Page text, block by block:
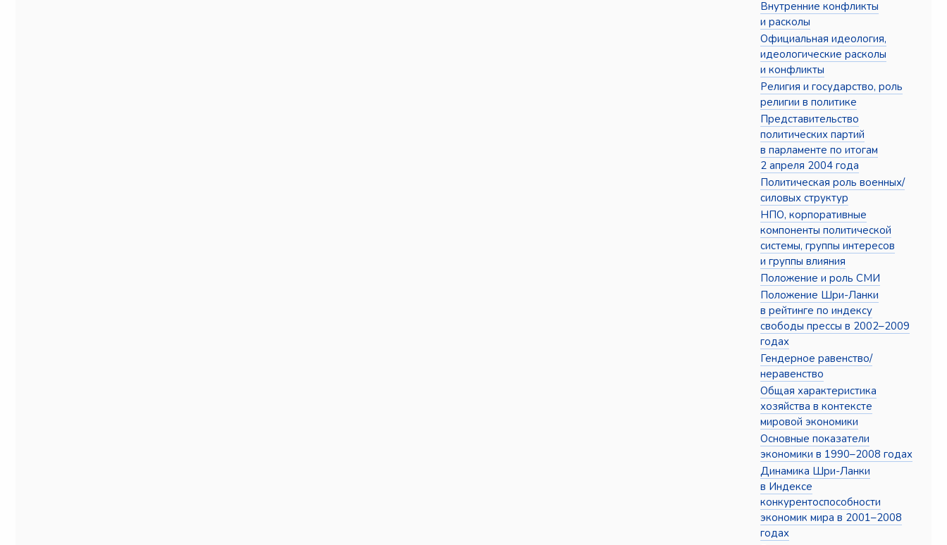
Внутренние конфликты
и расколы
Официальная идеология,
идеологические расколы
и конфликты
Религия и государство, роль
религии в политике
Представительство
политических партий
в парламенте по итогам
2 апреля 2004 года
Политическая роль военных/
силовых структур
НПО, корпоративные
компоненты политической
системы, группы интересов
и группы влияния
Положение и роль СМИ
Положение Шри-Ланки
в рейтинге по индексу
свободы прессы в 2002–2009
годах
Гендерное равенство/
неравенство
Общая характеристика
хозяйства в контексте
мировой экономики
Основные показатели
экономики в 1990–2008 годах
Динамика Шри-Ланки
в Индексе
конкурентоспособности
экономик мира в 2001–2008
годах